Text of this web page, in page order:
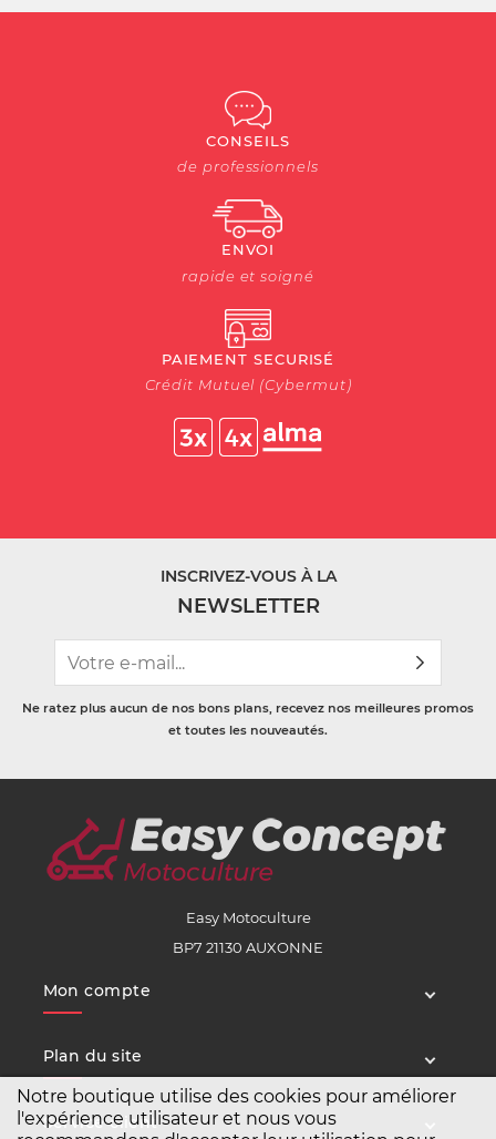
Notre boutique utilise des cookies pour améliorer
l'expérience utilisateur et nous vous
CONSEILS
de professionnels
ENVOI
rapide et soigné
PAIEMENT SECURISÉ
Crédit Mutuel (Cybermut)
INSCRIVEZ-VOUS À LA
NEWSLETTER
Ne ratez plus aucun de nos bons plans, recevez nos meilleures promos
et toutes les nouveautés.
Easy Motoculture
BP7 21130 AUXONNE
Mon compte
Plan du site
Service client